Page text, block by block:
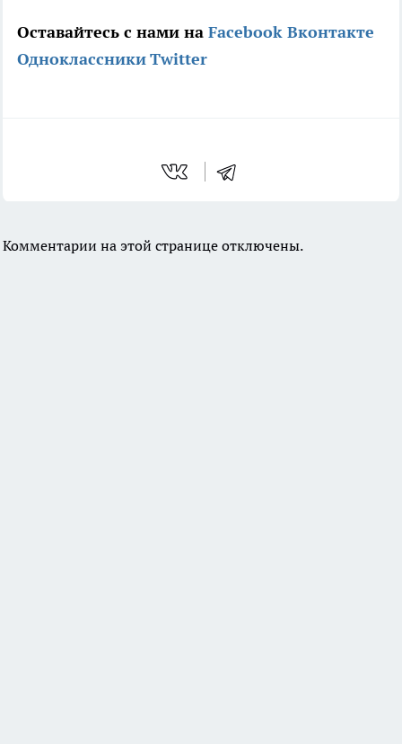
Оставайтесь с нами на Facebook Вконтакте
ОдноклассникиTwitter
Комментарии на этой странице отключены.